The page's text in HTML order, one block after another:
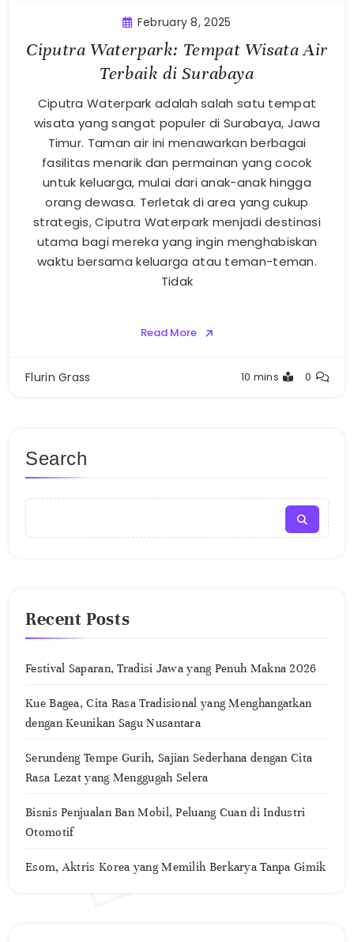
February 8, 2025
Ciputra Waterpark: Tempat Wisata Air
Terbaik di Surabaya
Ciputra Waterpark adalah salah satu tempat
wisata yang sangat populer di Surabaya, Jawa
Timur. Taman air ini menawarkan berbagai
fasilitas menarik dan permainan yang cocok
untuk keluarga, mulai dari anak-anak hingga
orang dewasa. Terletak di area yang cukup
strategis, Ciputra Waterpark menjadi destinasi
utama bagi mereka yang ingin menghabiskan
waktu bersama keluarga atau teman-teman.
Tidak
Read More
Flurin Grass 10 mins 0
Search
Recent Posts
Festival Saparan, Tradisi Jawa yang Penuh Makna 2026
Kue Bagea, Cita Rasa Tradisional yang Menghangatkan
dengan Keunikan Sagu Nusantara
Serundeng Tempe Gurih, Sajian Sederhana dengan Cita
Rasa Lezat yang Menggugah Selera
Bisnis Penjualan Ban Mobil, Peluang Cuan di Industri
Otomotif
Esom, Aktris Korea yang Memilih Berkarya Tanpa Gimik